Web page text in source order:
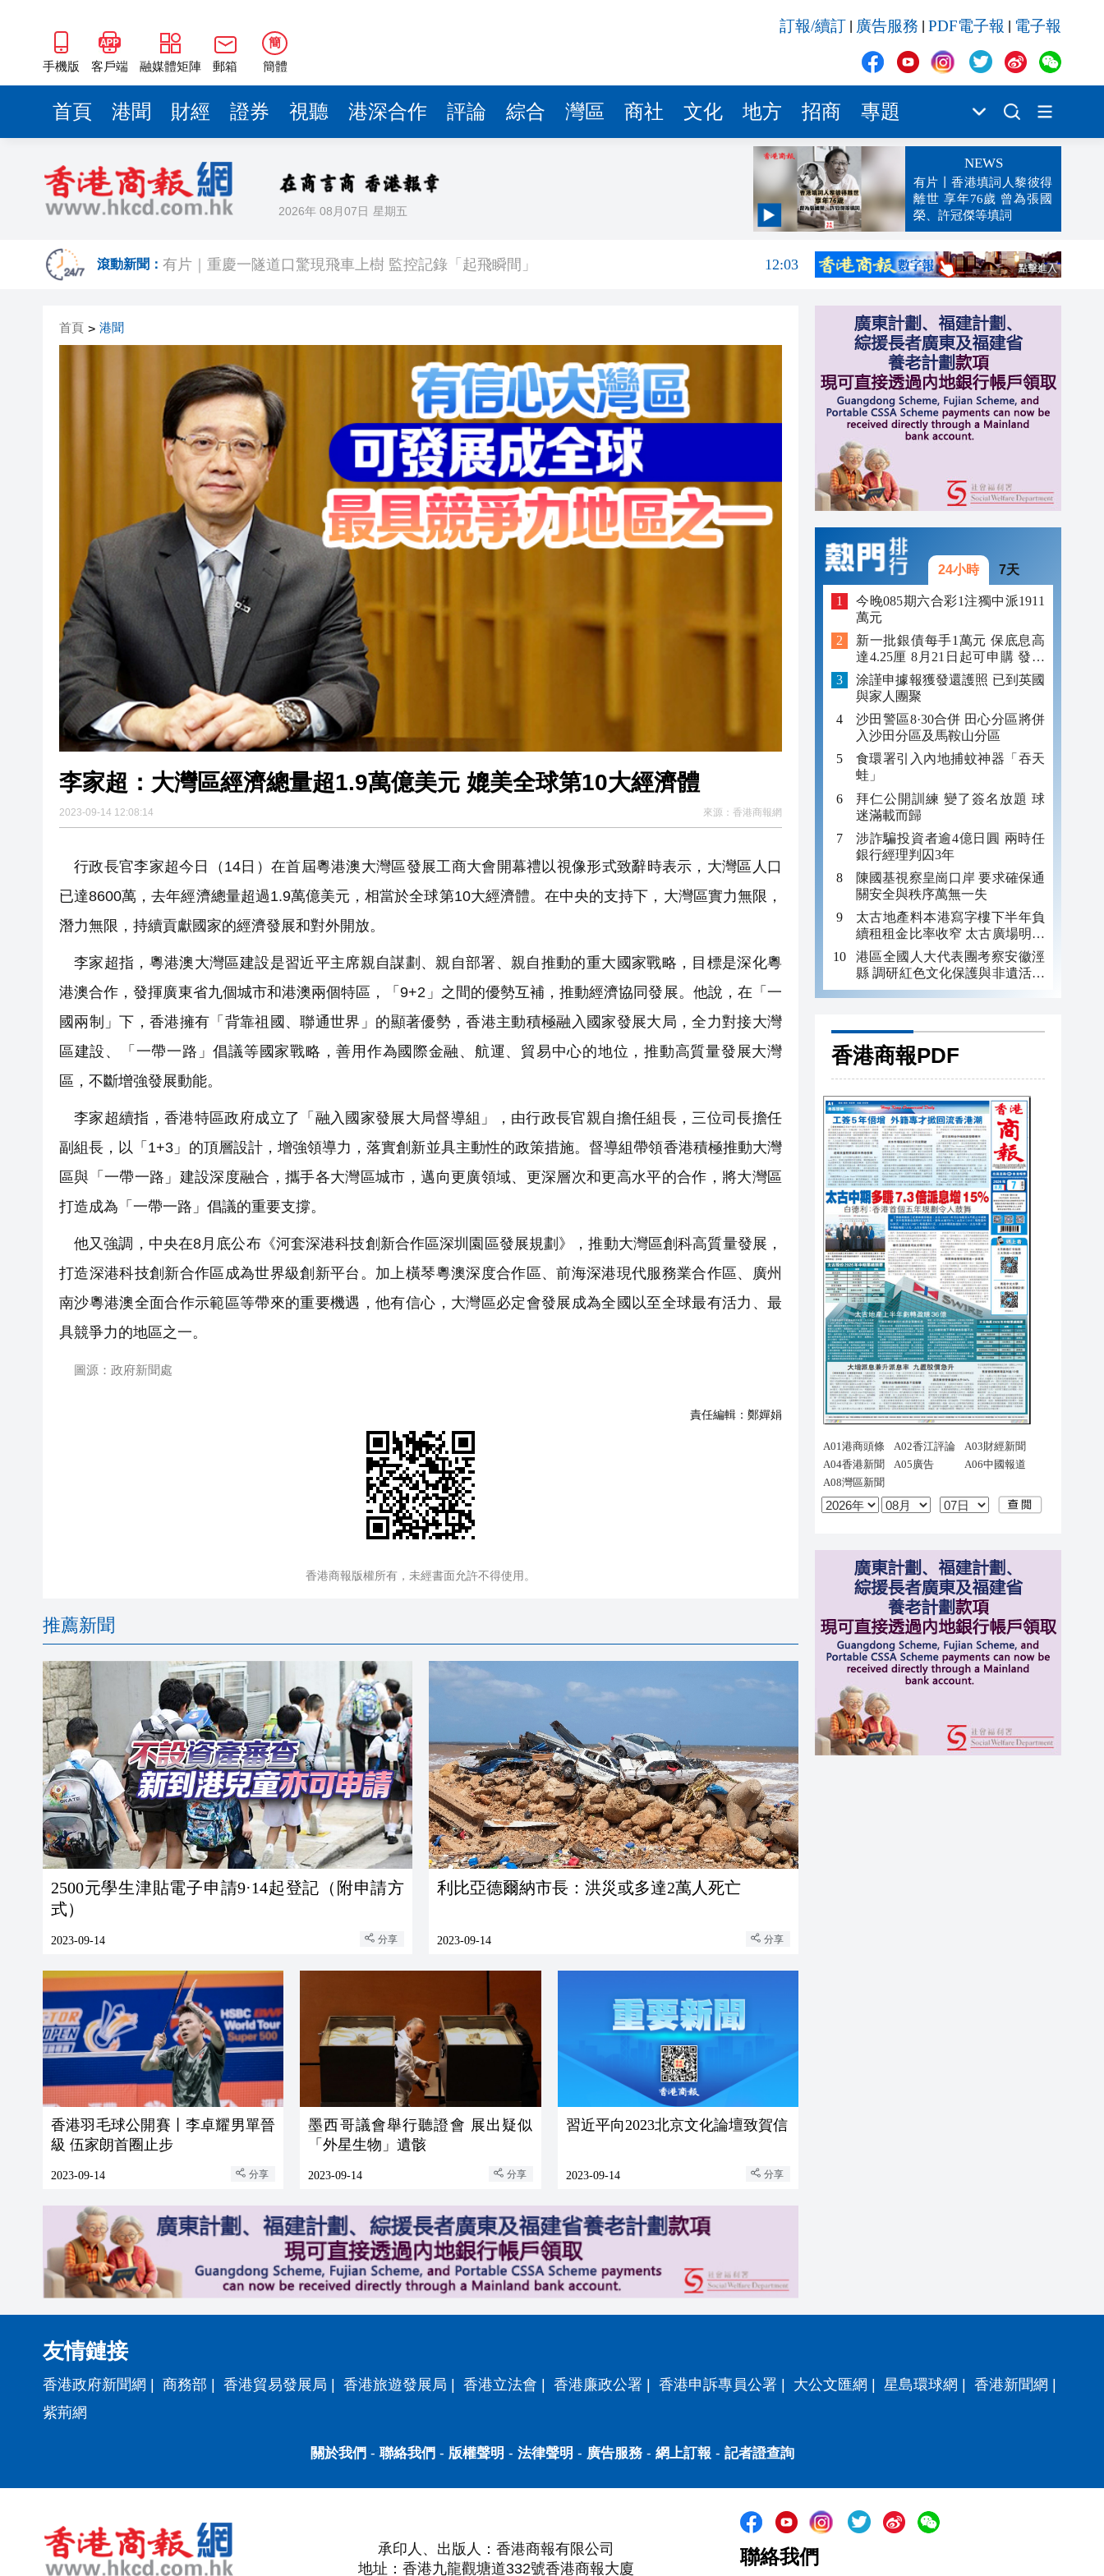
手機版 客戶端 融媒體矩陣 郵箱
簡
簡體
訂報/續訂 廣告服務 PDF電子報 電子報
首頁 港聞 財經 證券 視聽 港深合作 評論 綜合 灣區 商社 文化 地方 招商 專題
2026年 08月07日 星期五
NEWS
有片丨香港填詞人黎彼得
離世 享年76歲 曾為張國
榮、許冠傑等填詞
滾動新聞：
有片｜重慶一隧道口驚現飛車上樹 監控記錄「起飛瞬間」
深圳市第三人民醫院盧洪洲教授牽頭臨床研究的1類創新藥成功入選《自然》雜誌年度榜單
11:47
【A股午評】三大指數集體上漲 創業板指漲1.75%
58歲男子失蹤半月 今於馬鞍山女婆山發現遺體
A股多家光伏龍頭回應「美國加徵關稅」
人行據報正增加在香港的黃金儲備 支持香港成為黃金交易中心
首頁 > 港聞
李家超：大灣區經濟總量超1.9萬億美元 媲美全球第10大經濟體
2023-09-14 12:08:14 來源： 香港商報網
行政長官李家超今日（14日）在首屆粵港澳大灣區發展工商大會開幕禮以視像形式致辭時表示， 大灣區人口
已達8600萬，去年經濟總量超過1.9萬億美元，相當於全球第10大經濟體。在中央的支持下，大灣區實力無限，
潛力無限，持續貢獻國家的經濟發展和對外開放。
李家超指， 粵港澳大灣區建設是習近平主席親自謀劃、親自部署、親自推動的重大國家戰略，目標是深化粵
港澳合作，發揮廣東省九個城市和港澳兩個特區，「9+2」之間的優勢互補，推動經濟協同發展。 他說，在「一
國兩制」下，香港擁有 「 背靠祖國、聯通世界 」 的顯著優勢，香港主動積極融入國家發展大局，全力對接大灣
區建設、「一帶一路」倡議等國家戰略，善用作為國際金融、航運、貿易中心的地位，推動高質量發展大灣
區，不斷增強發展動能。
李家超續指，香港特區政府成立了「融入國家發展大局督導組」，由行政長官親自擔任組長，三位司長擔任
副組長，以「1+3」的頂層設計，增強領導力，落實創新並具主動性的政策措施。督導組帶領香港積極推動大灣
區與「一帶一路」建設深度融合，攜手各大灣區城市，邁向更廣領域、更深層次和更高水平的合作，將大灣區
打造成為「一帶一路」倡議的重要支撐。
他又強調，中央在8月底公布《河套深港科技創新合作區深圳園區發展規劃》，推動大灣區創科高質量發展，
打造深港科技創新合作區成為世界級創新平台。加上橫琴粵澳深度合作區、前海深港現代服務業合作區、廣州
南沙粵港澳全面合作示範區等帶來的重要機遇，他有信心，大灣區必定會發展成為全國以至全球最有活力、最
具競爭力的地區之一。
圖源：政府新聞處
責任編輯： 鄭嬋娟
香港商報版權所有，未經書面允許不得使用。
推薦新聞
2500元學生津貼電子申請9·14起登記（附申請方
式）
2023-09-14 分享
利比亞德爾納市長：洪災或多達2萬人死亡
2023-09-14 分享
香港羽毛球公開賽丨李卓耀男單晉
級 伍家朗首圈止步
2023-09-14 分享
墨西哥議會舉行聽證會 展出疑似
「外星生物」遺骸
2023-09-14 分享
習近平向2023北京文化論壇致賀信
2023-09-14 分享
24小時 7天
今晚085期六合彩1注獨中派1911
萬元
新一批銀債每手1萬元 保底息高
達4.25厘 8月21日起可申購 發行
金額最多550億
涂謹申據報獲發還護照 已到英國
與家人團聚
沙田警區8·30合併 田心分區將併
入沙田分區及馬鞍山分區
食環署引入內地捕蚊神器「吞天
蛙」
拜仁公開訓練 變了簽名放題 球
迷滿載而歸
涉詐騙投資者逾4億日圓 兩時任
銀行經理判囚3年
陳國基視察皇崗口岸 要求確保通
關安全與秩序萬無一失
太古地產料本港寫字樓下半年負
續租租金比率收窄 太古廣場明年
轉正
港區全國人大代表團考察安徽涇
縣 調研紅色文化保護與非遺活態
傳承
香港商報PDF
友情鏈接
香港政府新聞網 商務部 香港貿易發展局 香港旅遊發展局 香港立法會 香港廉政公署 香港申訴專員公署 大公文匯網 星島環球網 香港新聞網
紫荊網
關於我們 - 聯絡我們 - 版權聲明 - 法律聲明 - 廣告服務- 網上訂報 - 記者證查詢
承印人、出版人：香港商報有限公司
地址：香港九龍觀塘道332號香港商報大廈
聯絡我們